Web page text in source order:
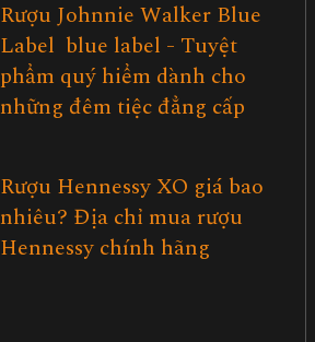
Rượu Johnnie Walker Blue
Label blue label - Tuyệt
phẩm quý hiểm dành cho
những đêm tiệc đẳng cấp
Rượu Hennessy XO giá bao
nhiêu? Địa chỉ mua rượu
Hennessy chính hãng